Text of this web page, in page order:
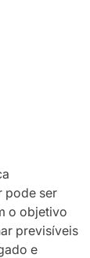
pode ser
o objetivo
previsíveis
e